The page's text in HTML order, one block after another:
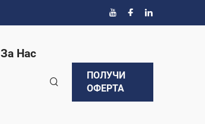
За Нас
ПОЛУЧИ
ОФЕРТА